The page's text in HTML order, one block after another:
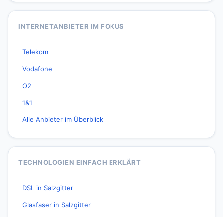
INTERNETANBIETER IM FOKUS
Telekom
Vodafone
O2
1&1
Alle Anbieter im Überblick
TECHNOLOGIEN EINFACH ERKLÄRT
DSL in Salzgitter
Glasfaser in Salzgitter